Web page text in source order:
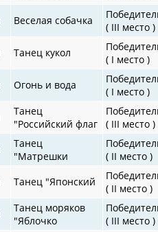
Веселая собачка
( III место )
Танец кукол
( I место )
Огонь и вода
( I место )
Танец
"Российский флаг
( III место )
Танец
"Матрешки
( II место )
Танец "Японский
( II место )
Танец моряков
"Яблочко
( III место )